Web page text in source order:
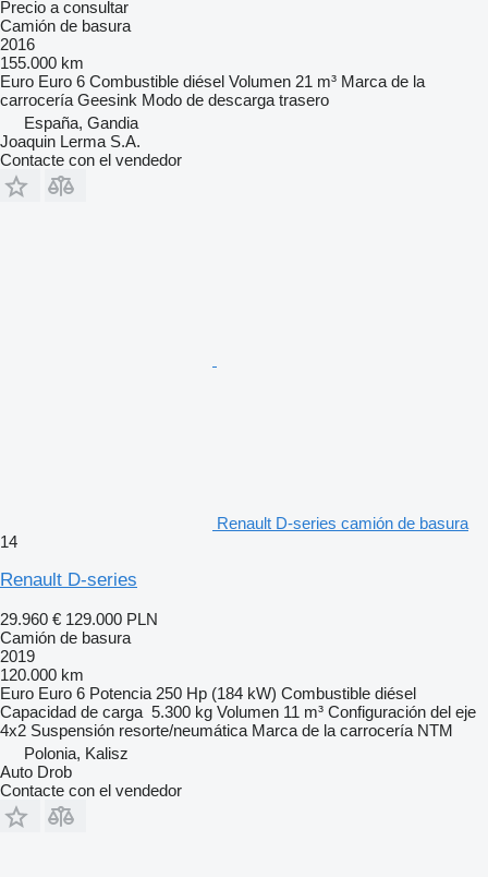
Precio a consultar
Camión de basura
2016
155.000 km
Euro Euro 6 Combustible diésel Volumen 21 m³ Marca de la
carrocería Geesink Modo de descarga trasero
España, Gandia
Joaquin Lerma S.A.
Contacte con el vendedor
Renault D-series camión de basura
14
Renault D-series
29.960 € 129.000 PLN
Camión de basura
2019
120.000 km
Euro Euro 6 Potencia 250 Hp (184 kW) Combustible diésel
Capacidad de carga 5.300 kg Volumen 11 m³ Configuración del eje
4x2 Suspensión resorte/neumática Marca de la carrocería NTM
Polonia, Kalisz
Auto Drob
Contacte con el vendedor